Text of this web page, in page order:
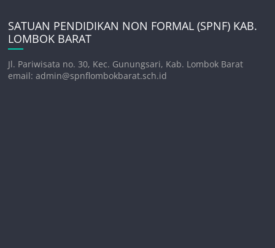
SATUAN PENDIDIKAN NON FORMAL (SPNF) KAB.
LOMBOK BARAT
Jl. Pariwisata no. 30, Kec. Gunungsari, Kab. Lombok Barat
email: admin@spnflombokbarat.sch.id